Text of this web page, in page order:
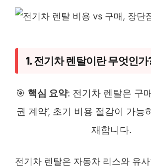
1. 전기차 렌탈이란 무엇인가
🎯 핵심 요약: 전기차 렌탈은 구
권 계약’, 초기 비용 절감이 가능
재합니다.
전기차 렌탈은 자동차 리스와 유